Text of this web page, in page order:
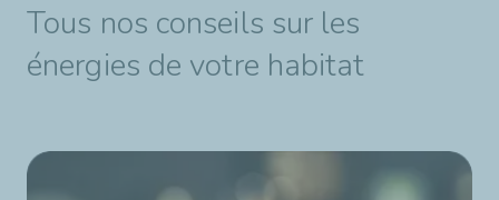
Tous nos conseils sur les
énergies de votre habitat